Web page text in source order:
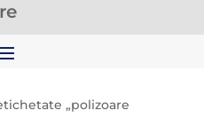
„polizoare